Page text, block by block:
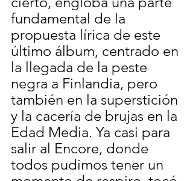
fundamental de la
propuesta lírica de este
último álbum, centrado en
la llegada de la peste
negra a Finlandia, pero
también en la superstición
y la cacería de brujas en la
Edad Media. Ya casi para
salir al Encore, donde
todos pudimos tener un